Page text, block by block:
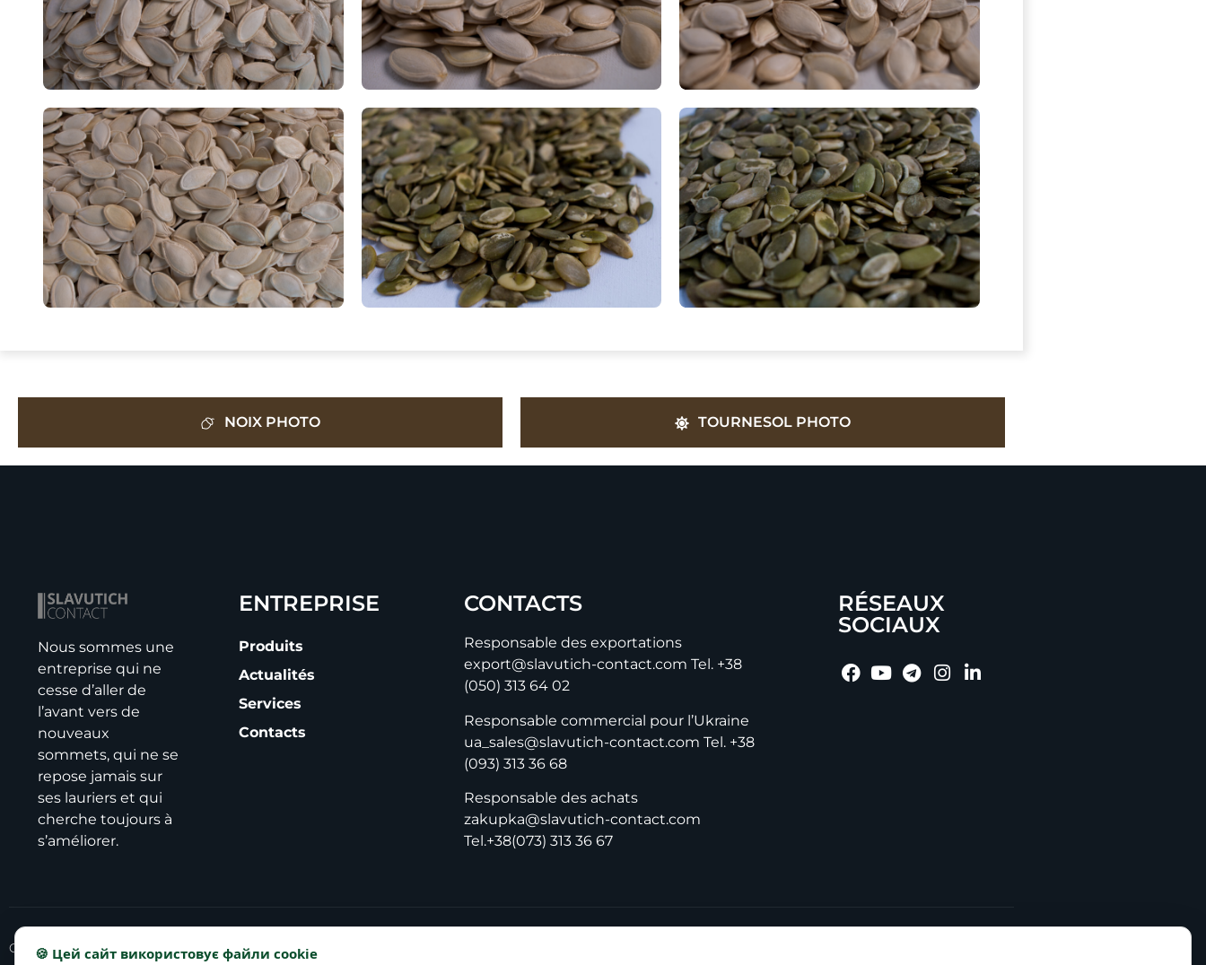
NOIX PHOTO TOURNESOL PHOTO
Nous sommes une
entreprise qui ne
cesse d’aller de
l’avant vers de
nouveaux
sommets, qui ne se
repose jamais sur
ses lauriers et qui
cherche toujours à
s’améliorer.
ENTREPRISE
Produits
Actualités
Services
Contacts
CONTACTS
Responsable des exportations
export@slavutich-contact.com Tel. +38
(050) 313 64 02
Responsable commercial pour l’Ukraine
ua_sales@slavutich-contact.com Tel. +38
(093) 313 36 68
Responsable des achats
zakupka@slavutich-contact.com
Tel.+38(073) 313 36 67
RÉSEAUX
SOCIAUX
Copyright © 2025 slavutich-contact.com
🍪 Цей сайт використовує файли cookie